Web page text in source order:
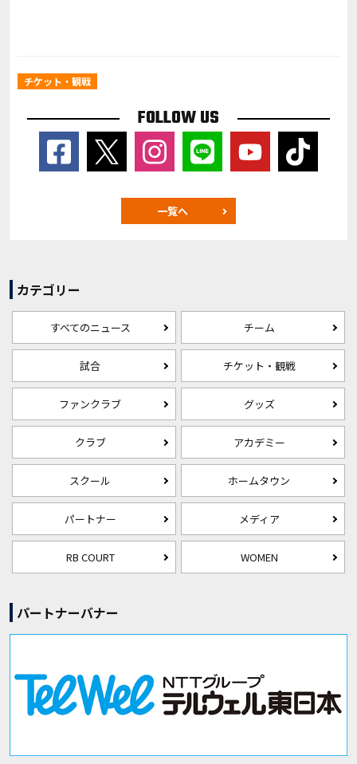
チケット・観戦
FOLLOW US
一覧へ
カテゴリー
すべてのニュース チーム
試合 チケット・観戦
ファンクラブ グッズ
クラブ アカデミー
スクール ホームタウン
パートナー メディア
RB COURT WOMEN
パートナーバナー